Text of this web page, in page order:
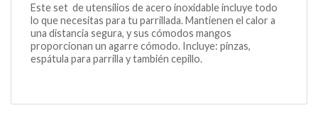
Este set de utensilios de acero inoxidable incluye todo
lo que necesitas para tu parrillada. Mantienen el calor a
una distancia segura, y sus cómodos mangos
proporcionan un agarre cómodo. Incluye: pinzas,
espátula para parrilla y también cepillo.